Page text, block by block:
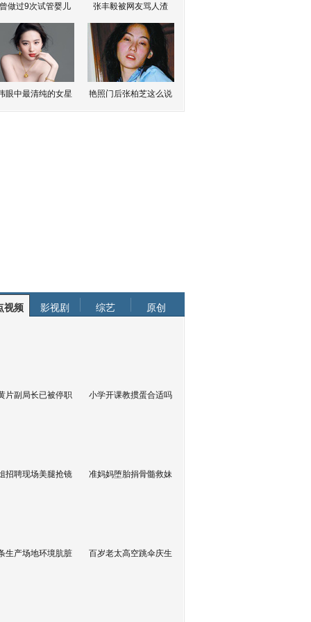
做过9次试管婴儿 张丰毅被网友骂人渣
眼中最清纯的女星 艳照门后张柏芝这么说
视频 影视剧 综艺 原创
片副局长已被停职 小学开课教掼蛋合适吗
招聘现场美腿抢镜 准妈妈堕胎捐骨髓救妹
生产场地环境肮脏 百岁老太高空跳伞庆生